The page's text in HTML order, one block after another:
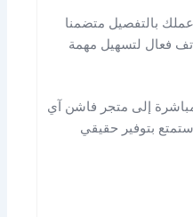
بالتفصيل متضمنا
فعال لتسهيل مهمة
إلى متجر فاشن آي
بتوفير حقيقي